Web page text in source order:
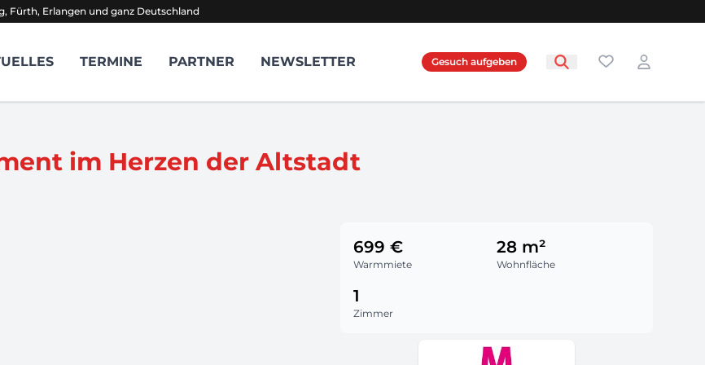
Fürth, Erlangen und ganz Deutschland
TERMINE PARTNER NEWSLETTER Gesuch aufgeben Favoriten
Login
im Herzen der Altstadt
Warmmiete
699 €
Wohnfläche
28 m²
Zimmer
1